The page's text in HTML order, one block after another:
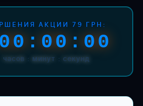
АКЦИИ 79 ГРН:
часов : минут : секунд